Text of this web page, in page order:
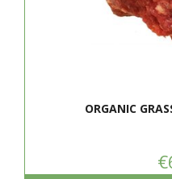
ORGANIC